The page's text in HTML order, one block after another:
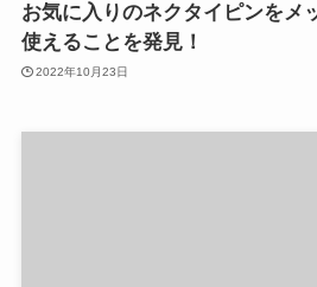
お気に入りのネクタイピンをメ
使えることを発見！
2022年10月23日